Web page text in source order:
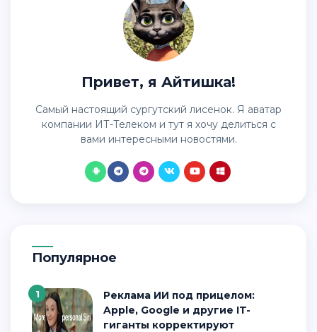
Привет, я Айтишка!
Самый настоящий сургутский лисенок. Я аватар
компании ИТ-Телеком и тут я хочу делиться с
вами интересными новостями.
Популярное
1
Реклама ИИ под прицелом:
Apple, Google и другие IT-
гиганты корректируют